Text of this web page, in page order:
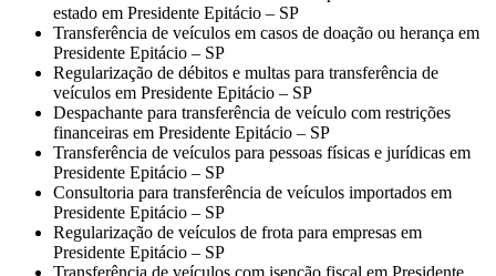
estado em Presidente Epitácio – SP
Transferência de veículos em casos de doação ou herança em
Presidente Epitácio – SP
Regularização de débitos e multas para transferência de
veículos em Presidente Epitácio – SP
Despachante para transferência de veículo com restrições
financeiras em Presidente Epitácio – SP
Transferência de veículos para pessoas físicas e jurídicas em
Presidente Epitácio – SP
Consultoria para transferência de veículos importados em
Presidente Epitácio – SP
Regularização de veículos de frota para empresas em
Presidente Epitácio – SP
Transferência de veículos com isenção fiscal em Presidente